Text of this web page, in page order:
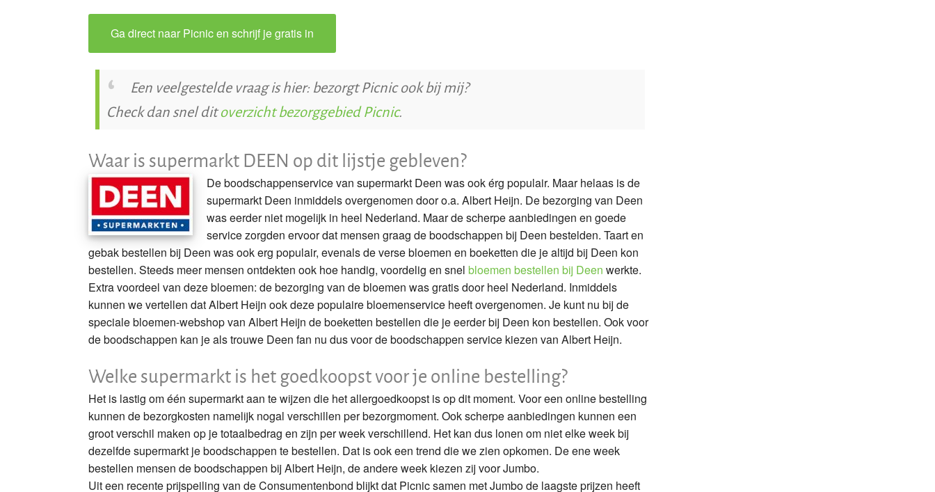
Ga direct naar Picnic en schrijf je gratis in
Een veelgestelde vraag is hier: bezorgt Picnic ook bij mij?
Check dan snel ditoverzicht bezorggebied Picnic.
Waar is supermarkt DEEN op dit lijstje gebleven?
De boodschappenservice van supermarkt Deen was ook érg populair. Maar helaas is de
supermarkt Deen inmiddels overgenomen door o.a. Albert Heijn. De bezorging van Deen
was eerder niet mogelijk in heel Nederland. Maar de scherpe aanbiedingen en goede
service zorgden ervoor dat mensen graag de boodschappen bij Deen bestelden. Taart en
gebak bestellen bij Deen was ook erg populair, evenals de verse bloemen en boeketten die je altijd bij Deen kon
bestellen. Steeds meer mensen ontdekten ook hoe handig, voordelig en snel bloemen bestellen bij Deen werkte.
Extra voordeel van deze bloemen: de bezorging van de bloemen was gratis door heel Nederland. Inmiddels
kunnen we vertellen dat Albert Heijn ook deze populaire bloemenservice heeft overgenomen. Je kunt nu bij de
speciale bloemen-webshop van Albert Heijn de boeketten bestellen die je eerder bij Deen kon bestellen. Ook voor
de boodschappen kan je als trouwe Deen fan nu dus voor de boodschappen service kiezen van Albert Heijn.
Welke supermarkt is het goedkoopst voor je online bestelling?
Het is lastig om één supermarkt aan te wijzen die het allergoedkoopst is op dit moment. Voor een online bestelling
kunnen de bezorgkosten namelijk nogal verschillen per bezorgmoment. Ook scherpe aanbiedingen kunnen een
groot verschil maken op je totaalbedrag en zijn per week verschillend. Het kan dus lonen om niet elke week bij
dezelfde supermarkt je boodschappen te bestellen. Dat is ook een trend die we zien opkomen. De ene week
bestellen mensen de boodschappen bij Albert Heijn, de andere week kiezen zij voor Jumbo.
Uit een recente prijspeiling van de Consumentenbond blijkt dat Picnic samen met Jumbo de laagste prijzen heeft